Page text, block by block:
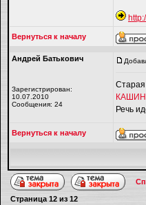
Вернуться к началу
Андрей Батькович
Зарегистрирован:
10.07.2010
Сообщения: 24
Старая
Речь
Вернуться к началу
Страница 12 из 12